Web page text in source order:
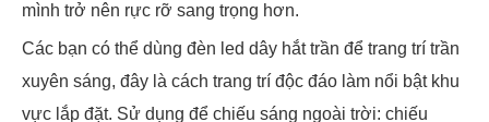
mình trở nên rực rỡ sang trọng hơn.
Các bạn có thể dùng đèn led dây hắt trần để trang trí trần
xuyên sáng, đây là cách trang trí độc đáo làm nổi bật khu
vực lắp đặt. Sử dụng để chiếu sáng ngoài trời: chiếu